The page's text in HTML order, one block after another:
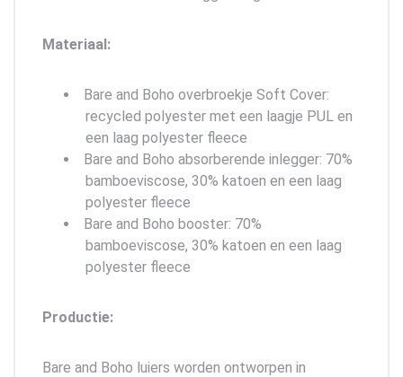
Materiaal:
Bare and Boho overbroekje Soft Cover:
recycled polyester met een laagje PUL en
een laag polyester fleece
Bare and Boho absorberende inlegger: 70%
bamboeviscose, 30% katoen en een laag
polyester fleece
Bare and Boho booster: 70%
bamboeviscose, 30% katoen en een laag
polyester fleece
Productie:
Bare and Boho luiers worden ontworpen in